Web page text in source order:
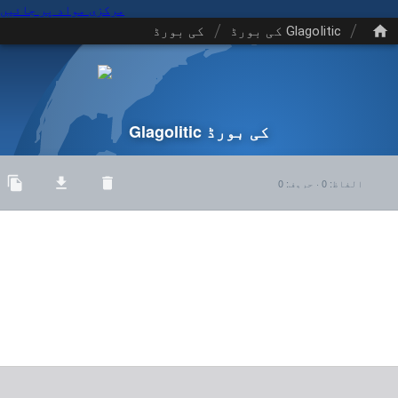
مرکزی مواد پر جائیں
/ Glagolitic کی بورڈ / کی بورڈ
Glagolitic کی بورڈ
الفاظ:
0
· حروف :
0